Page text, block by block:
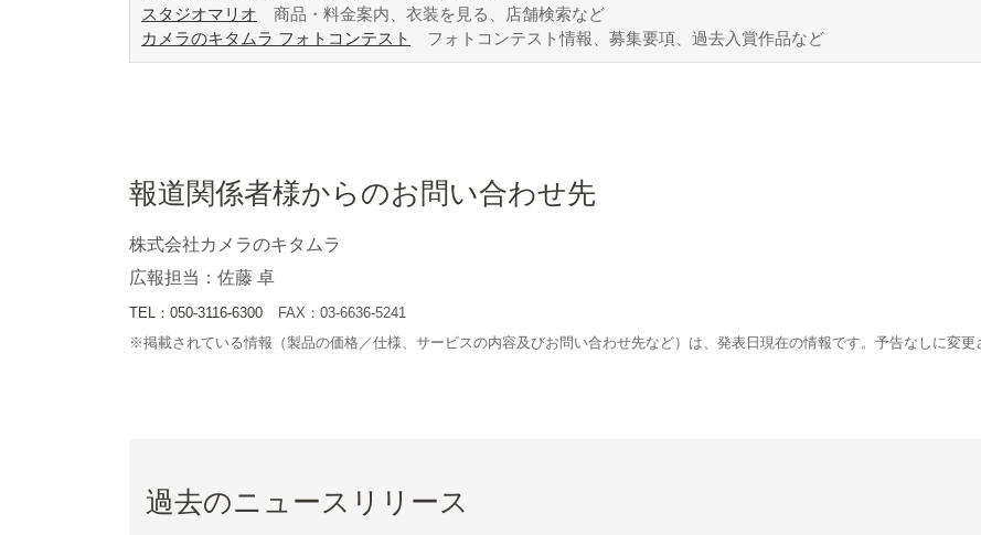
スタジオマリオ 商品・料金案内、衣装を見る、店舗検索など
カメラのキタムラ フォトコンテスト
フォトコンテスト情報、募集要項、過去入賞作品など
報道関係者様からのお問い合わせ先
株式会社カメラのキタムラ
広報担当：佐藤 卓
TEL：050-3116-6300
FAX：03-6636-5241
※掲載されている情報（製品の価格／仕様、サービスの内容及びお問い合わせ先など）は、発表日現在の情報です。予告なしに変更
過去のニュースリリース